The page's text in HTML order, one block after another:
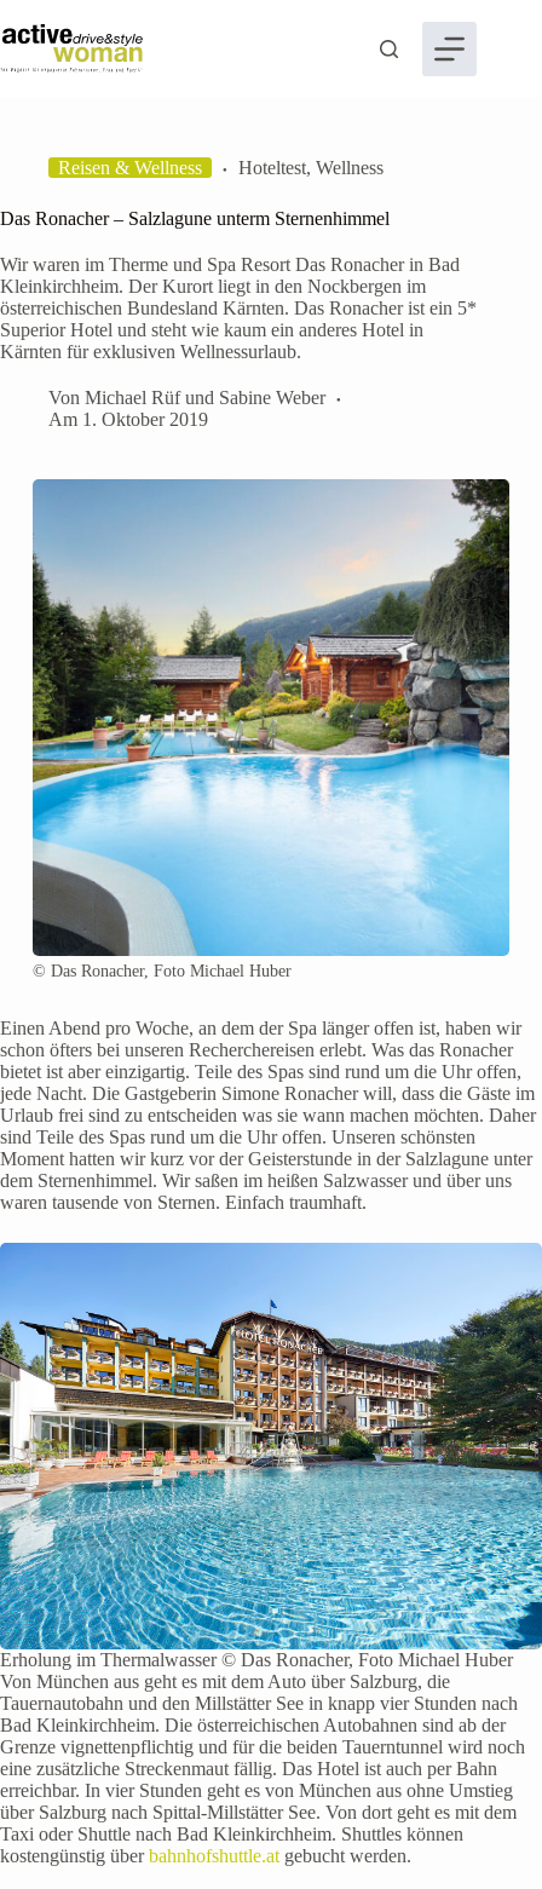
Inhalt
springen
Reisen & Wellness Hoteltest, Wellness
Das Ronacher – Salzlagune unterm Sternenhimmel
Wir waren im Therme und Spa Resort Das Ronacher in Bad
Kleinkirchheim. Der Kurort liegt in den Nockbergen im
österreichischen Bundesland Kärnten. Das Ronacher ist ein 5*
Superior Hotel und steht wie kaum ein anderes Hotel in
Kärnten für exklusiven Wellnessurlaub.
Von Michael Rüfund Sabine Weber
Am 1. Oktober 2019
© Das Ronacher, Foto Michael Huber
Einen Abend pro Woche, an dem der Spa länger offen ist, haben wir
schon öfters bei unseren Recherchereisen erlebt. Was das Ronacher
bietet ist aber einzigartig. Teile des Spas sind rund um die Uhr offen,
jede Nacht. Die Gastgeberin Simone Ronacher will, dass die Gäste im
Urlaub frei sind zu entscheiden was sie wann machen möchten. Daher
sind Teile des Spas rund um die Uhr offen. Unseren schönsten
Moment hatten wir kurz vor der Geisterstunde in der Salzlagune unter
dem Sternenhimmel. Wir saßen im heißen Salzwasser und über uns
waren tausende von Sternen. Einfach traumhaft.
Erholung im Thermalwasser © Das Ronacher, Foto Michael Huber
Von München aus geht es mit dem Auto über Salzburg, die
Tauernautobahn und den Millstätter See in knapp vier Stunden nach
Bad Kleinkirchheim. Die österreichischen Autobahnen sind ab der
Grenze vignettenpflichtig und für die beiden Tauerntunnel wird noch
eine zusätzliche Streckenmaut fällig. Das Hotel ist auch per Bahn
erreichbar. In vier Stunden geht es von München aus ohne Umstieg
über Salzburg nach Spittal-Millstätter See. Von dort geht es mit dem
Taxi oder Shuttle nach Bad Kleinkirchheim. Shuttles können
kostengünstig überbahnhofshuttle.at gebucht werden.